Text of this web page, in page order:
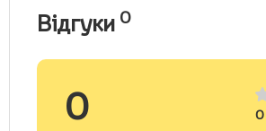
Відгуки 0
0 0